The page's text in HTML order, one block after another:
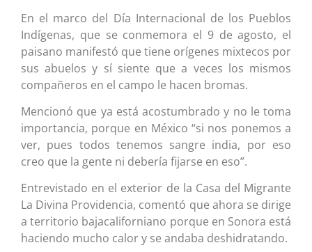
En el marco del Día Internacional de los Pueblos
Indígenas, que se conmemora el 9 de agosto, el
paisano manifestó que tiene orígenes mixtecos por
sus abuelos y sí siente que a veces los mismos
compañeros en el campo le hacen bromas.
Mencionó que ya está acostumbrado y no le toma
importancia, porque en México “si nos ponemos a
ver, pues todos tenemos sangre india, por eso
creo que la gente ni debería fijarse en eso”.
Entrevistado en el exterior de la Casa del Migrante
La Divina Providencia, comentó que ahora se dirige
a territorio bajacaliforniano porque en Sonora está
haciendo mucho calor y se andaba deshidratando.